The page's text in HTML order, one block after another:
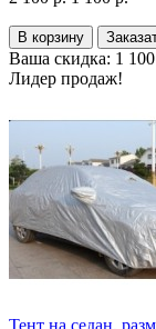
В корзину
Ваша скидка: 1
Лидер продаж!
Тент на седан,